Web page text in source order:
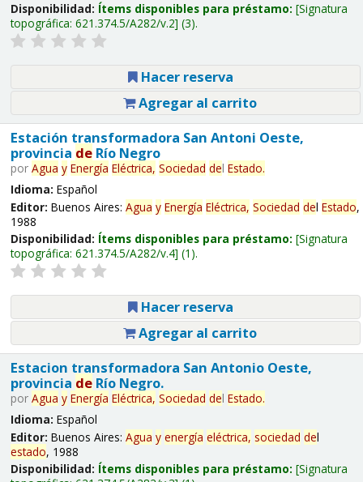
Disponibilidad: Ítems disponibles para préstamo: Signatura
topográfica: 621.374.5/A282/v.2 (3).
Hacer reserva
Agregar al carrito
Estación transformadora San Antoni Oeste,
provincia deRío Negro
por Agua y Energía Eléctrica, Sociedad del Estado.
Idioma: Español
Editor: Buenos Aires: Agua y Energía Eléctrica, Sociedad del Estado,
1988
Disponibilidad: Ítems disponibles para préstamo: Signatura
topográfica: 621.374.5/A282/v.4 (1).
Hacer reserva
Agregar al carrito
Estacion transformadora San Antonio Oeste,
provincia deRío Negro.
por Agua y Energía Eléctrica, Sociedad del Estado.
Idioma: Español
Editor: Buenos Aires: Agua y energía eléctrica, sociedad del
estado, 1988
Disponibilidad: Ítems disponibles para préstamo: Signatura